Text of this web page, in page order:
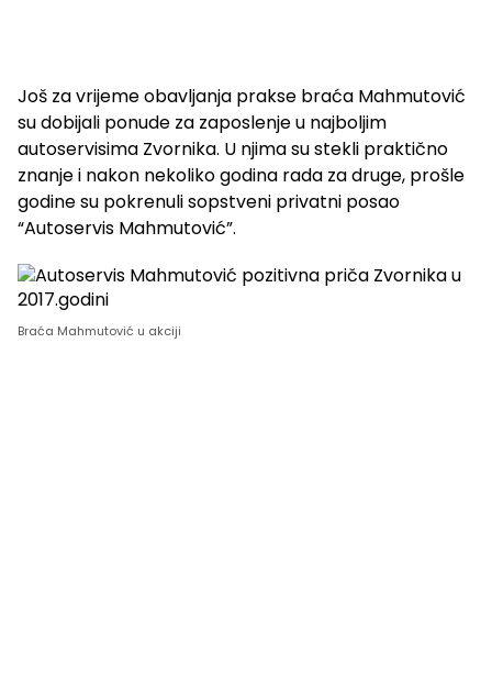
Još za vrijeme obavljanja prakse braća Mahmutović
su dobijali ponude za zaposlenje u najboljim
autoservisima Zvornika. U njima su stekli praktično
znanje i nakon nekoliko godina rada za druge, prošle
godine su pokrenuli sopstveni privatni posao
“Autoservis Mahmutović”.
Braća Mahmutović u akciji